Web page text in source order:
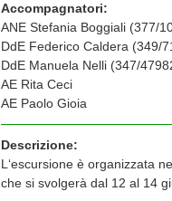
Accompagnatori:
ANE Stefania Boggiali (377/
DdE Federico Caldera (349/
DdE Manuela Nelli (347/
AE Rita Ceci
AE Paolo Gioia
Descrizione:
L‘escursione è organizzata
che si svolgerà dal 12 al 14